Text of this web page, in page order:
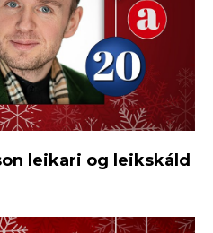
leikari og leikskáld